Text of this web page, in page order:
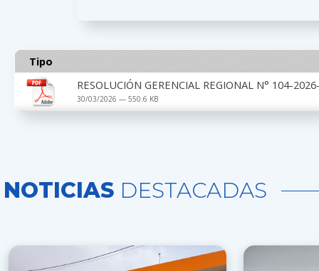
Tipo
RESOLUCIÓN GERENCIAL REGIONAL N° 104-
30/03/2026 — 550.6 KB
NOTICIAS DESTACADAS